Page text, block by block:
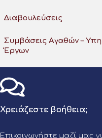
Διαβουλεύσεις
Συμβάσεις Αγαθών –
Έργων
Χρειάζεστε βοήθεια;
Επικοινωνήστε μαζί μας